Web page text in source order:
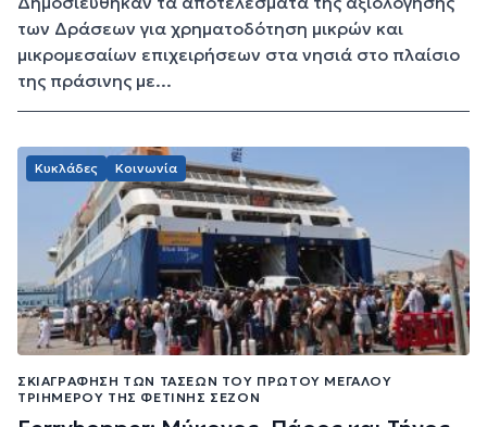
των Δράσεων για χρηματοδότηση μικρών και
μικρομεσαίων επιχειρήσεων στα νησιά στο πλαίσιο
της πράσινης με...
Κυκλάδες Κοινωνία
ΣΚΙΑΓΡΆΦΗΣΗ ΤΩΝ ΤΆΣΕΩΝ ΤΟΥ ΠΡΏΤΟΥ ΜΕΓΆΛΟΥ
ΤΡΙΗΜΈΡΟΥ ΤΗΣ ΦΕΤΙΝΉΣ ΣΕΖΌΝ